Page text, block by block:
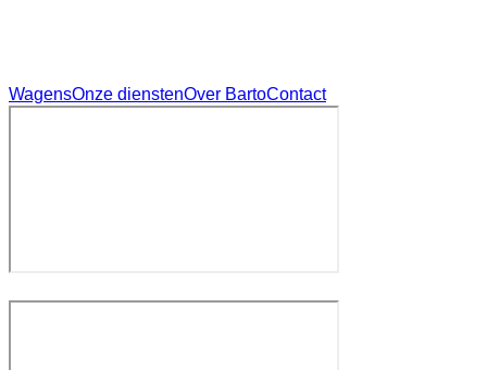
WagensOnze dienstenOver BartoContact